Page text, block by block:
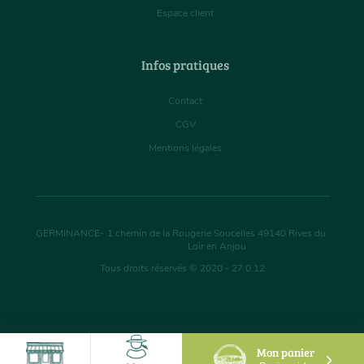
Mon panier
Espace client
Infos pratiques
Contact
CGV
Mentions légales
GERMINANCE- 1 chemin de la Rougerie Soucelles 49140 Rives du
Loir en Anjou
Tous droits réservés © 2020 - 27.0.12